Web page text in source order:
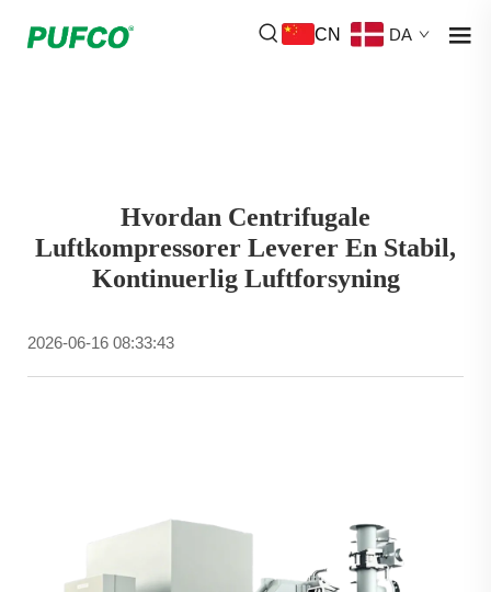
CN DA
Hvordan Centrifugale
Luftkompressorer Leverer En Stabil,
Kontinuerlig Luftforsyning
2026-06-16 08:33:43